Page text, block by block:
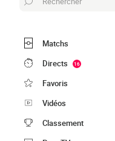
Matchs
Directs
16
Favoris
Vidéos
Classement